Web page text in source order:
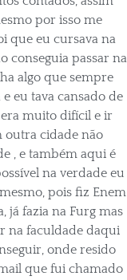
por isso me
que eu cursava na
conseguia passar na
algo que sempre
eu tava cansado de
muito difícil e ir
outra cidade não
, e também aqui é
na verdade eu
pois fiz Enem
já fazia na Furg mas
na faculdade daqui
onde resido
que fui chamado